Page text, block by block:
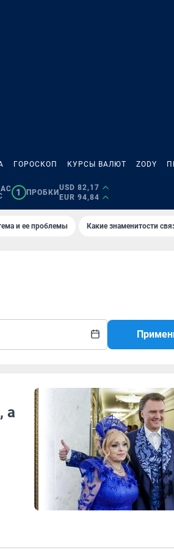
ГОРОСКОП КУРСЫ ВАЛЮТ ZODY
1 ПРОБКИ
USD 82,17
EUR 94,84
и ее проблемы Какие знаменитости
а